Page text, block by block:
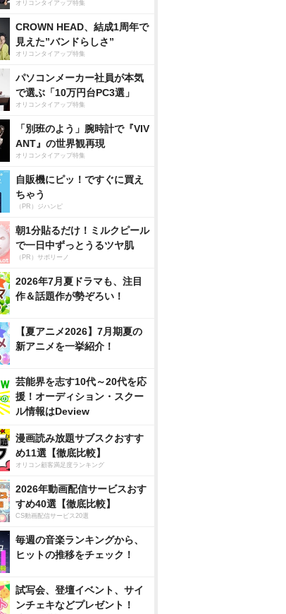
オリコンタイアップ特集
CROWN HEAD、結成1周年で
見えた”バンドらしさ”
オリコンタイアップ特集
パソコンメーカー社員が本気
で選ぶ「10万円台PC3選」
オリコンタイアップ特集
「別班のよう」腕時計で『VIV
ANT』の世界観再現
オリコンタイアップ特集
自販機にピッ！ですぐに買え
ちゃう
（PR）ジハンピ
朝1分貼るだけ！ミルクピール
で一日中ずっとうるツヤ肌
（PR）サボリーノ
2026年7月夏ドラマも、注目
作＆話題作が勢ぞろい！
【夏アニメ2026】7月期夏の
新アニメを一挙紹介！
芸能界を志す10代～20代を応
援！オーディション・スクー
ル情報はDeview
漫画読み放題サブスクおすす
め11選【徹底比較】
オリコン顧客満足度ランキング
2026年動画配信サービスおす
すめ40選【徹底比較】
CS動画配信サービス20選
毎週の音楽ランキングから、
ヒットの推移をチェック！
試写会、登壇イベント、サイ
ンチェキなどプレゼント！